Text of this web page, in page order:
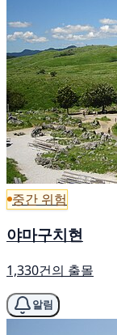
중간 위험
야마구치현
1,330건의 출몰
알림